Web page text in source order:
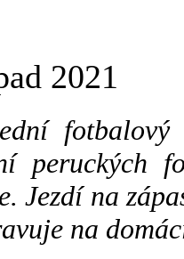
2021
peruckých
Jezdí na
na